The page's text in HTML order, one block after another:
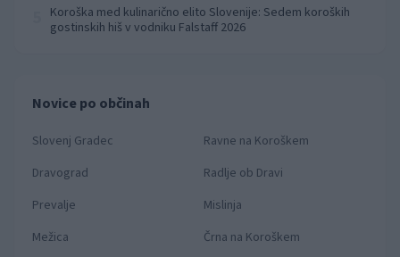
Koroška med kulinarično elito Slovenije: Sedem koroških
gostinskih hiš v vodniku Falstaff 2026
Novice po občinah
Slovenj Gradec
Ravne na Koroškem
Dravograd
Radlje ob Dravi
Prevalje
Mislinja
Mežica
Črna na Koroškem